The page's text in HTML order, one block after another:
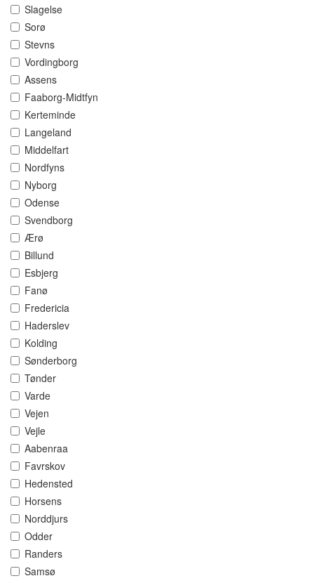
Slagelse
Sorø
Stevns
Vordingborg
Assens
Faaborg-Midtfyn
Kerteminde
Langeland
Middelfart
Nordfyns
Nyborg
Odense
Svendborg
Ærø
Billund
Esbjerg
Fanø
Fredericia
Haderslev
Kolding
Sønderborg
Tønder
Varde
Vejen
Vejle
Aabenraa
Favrskov
Hedensted
Horsens
Norddjurs
Odder
Randers
Samsø